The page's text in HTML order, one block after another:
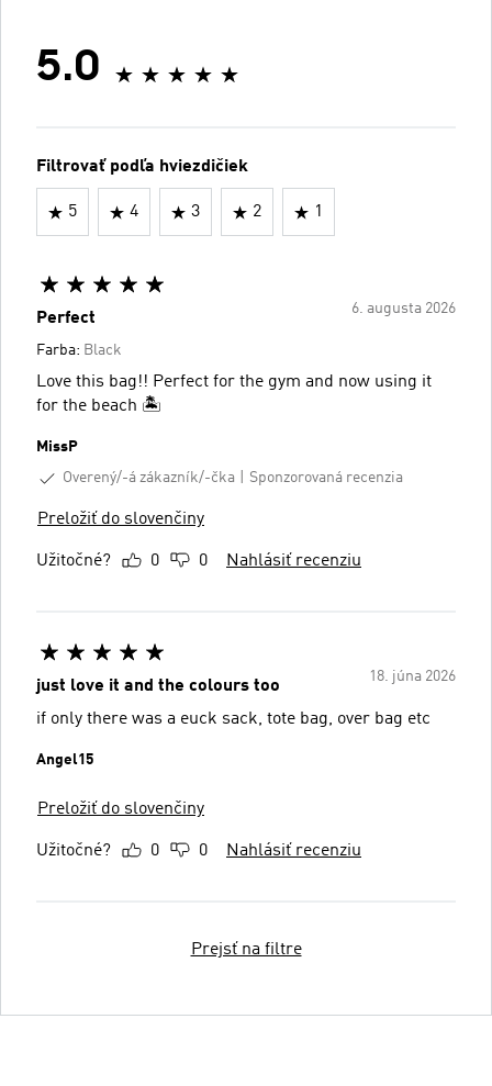
5.0
Filtrovať podľa hviezdičiek
5 4 3 2 1
6. augusta 2026
Perfect
Farba: Black
Love this bag!! Perfect for the gym and now using it
for the beach 🏝️
MissP
Overený/-á zákazník/-čka
Sponzorovaná recenzia
Preložiť do slovenčiny
Užitočné? 0 0 Nahlásiť recenziu
18. júna 2026
just love it and the colours too
if only there was a euck sack, tote bag, over bag etc
Angel15
Preložiť do slovenčiny
Užitočné? 0 0 Nahlásiť recenziu
Prejsť na filtre